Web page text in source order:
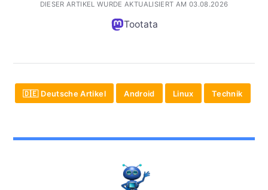
DIESER ARTIKEL WURDE AKTUALISIERT AM 03.08.2026
Tootata
🇩🇪 Deutsche Artikel Android Linux Technik